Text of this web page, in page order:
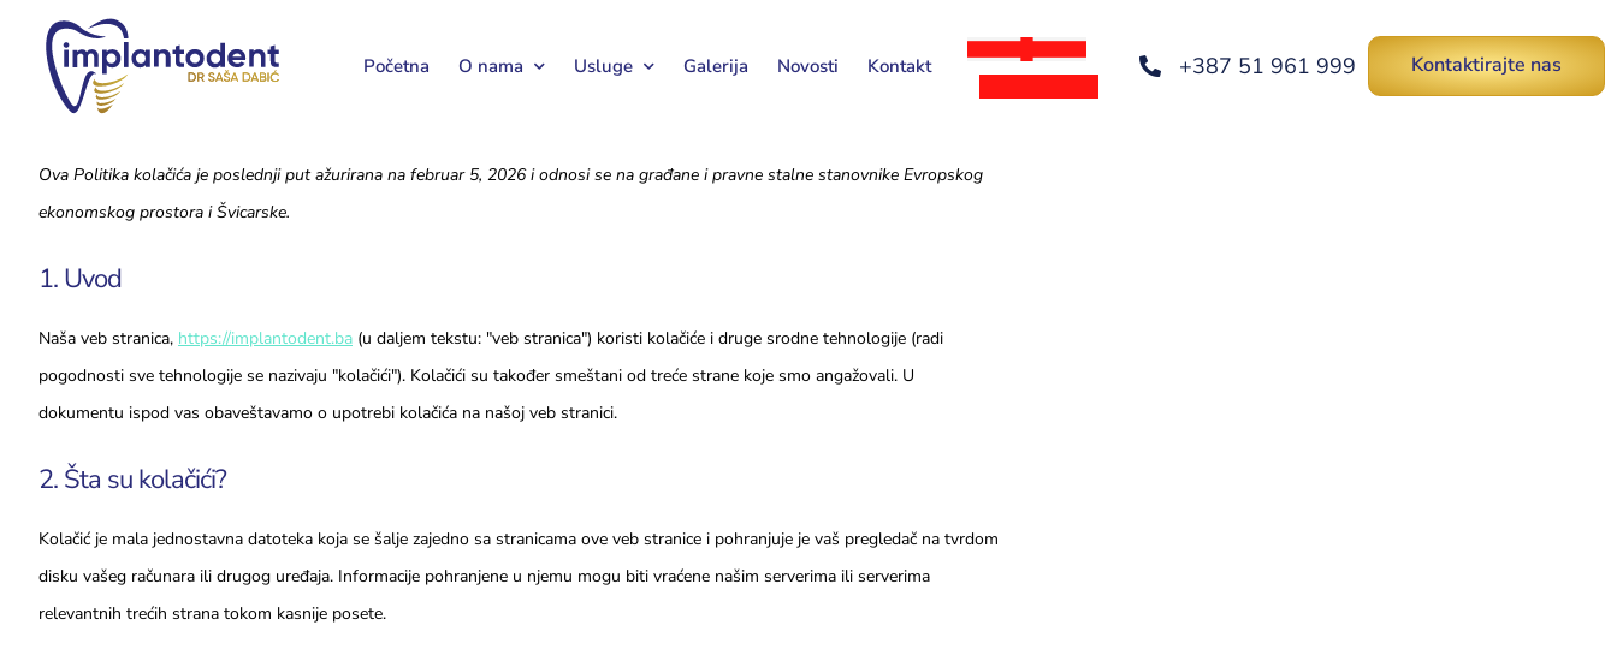
Početna O nama Usluge Galerija Novosti Kontakt +387 51 961 999 Kontaktirajte nas
Ova Politika kolačića je poslednji put ažurirana na februar 5, 2026 i odnosi se na građane i pravne stalne stanovnike Evropskog
ekonomskog prostora i Švicarske.
1. Uvod
Naša veb stranica, https://implantodent.ba (u daljem tekstu: "veb stranica") koristi kolačiće i druge srodne tehnologije (radi
pogodnosti sve tehnologije se nazivaju "kolačići"). Kolačići su također smeštani od treće strane koje smo angažovali. U
dokumentu ispod vas obaveštavamo o upotrebi kolačića na našoj veb stranici.
2. Šta su kolačići?
Kolačić je mala jednostavna datoteka koja se šalje zajedno sa stranicama ove veb stranice i pohranjuje je vaš pregledač na tvrdom
disku vašeg računara ili drugog uređaja. Informacije pohranjene u njemu mogu biti vraćene našim serverima ili serverima
relevantnih trećih strana tokom kasnije posete.